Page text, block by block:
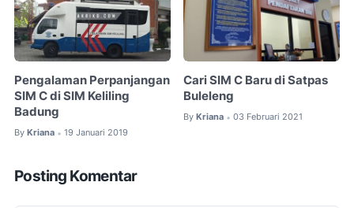
Pengalaman Perpanjangan
SIM C di SIM Keliling
Badung
By Kriana • 19 Januari 2019
Cari SIM C Baru di Satpas
Buleleng
By Kriana • 03 Februari 2021
Posting Komentar